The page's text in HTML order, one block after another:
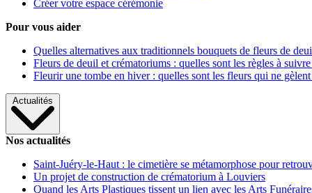
Créer votre espace cérémonie
Pour vous aider
Quelles alternatives aux traditionnels bouquets de fleurs de
Fleurs de deuil et crématoriums : quelles sont les règles à
Fleurir une tombe en hiver : quelles sont les fleurs qui ne gèlent
Actualités
Nos actualités
Saint-Juéry-le-Haut : le cimetière se métamorphose pour
Un projet de construction de crématorium à Louviers
Quand les Arts Plastiques tissent un lien avec les Arts